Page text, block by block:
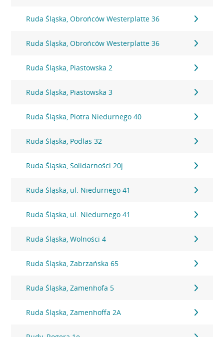
Ruda Śląska, Obrońców Westerplatte 36
Ruda Śląska, Obrońców Westerplatte 36
Ruda Śląska, Piastowska 2
Ruda Śląska, Piastowska 3
Ruda Śląska, Piotra Niedurnego 40
Ruda Śląska, Podlas 32
Ruda Śląska, Solidarności 20j
Ruda Śląska, ul. Niedurnego 41
Ruda Śląska, ul. Niedurnego 41
Ruda Śląska, Wolności 4
Ruda Śląska, Zabrzańska 65
Ruda Śląska, Zamenhofa 5
Ruda Śląska, Zamenhoffa 2A